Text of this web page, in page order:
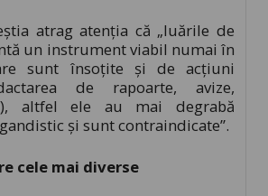
atrag atenţia că „luările de
un instrument viabil numai în
sunt însoţite şi de acţiuni
de rapoarte, avize,
altfel ele au mai degrabă
şi sunt contraindicate”.
cele mai diverse